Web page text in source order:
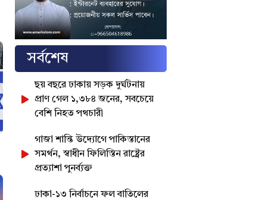
সর্বশেষ
ছয় বছরে ঢাকায় সড়ক দুর্ঘটনায়
প্রাণ গেল ১,৩৮৪ জনের, সবচেয়ে
বেশি নিহত পথচারী
গাজা শান্তি উদ্যোগে পাকিস্তানের
সমর্থন, স্বাধীন ফিলিস্তিন রাষ্ট্রের
প্রত্যাশা পুনর্ব্যক্ত
ঢাকা-১৩ নির্বাচনে ফল বাতিলের